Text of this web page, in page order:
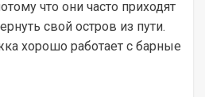
что они часто приходят
свой остров из пути.
хорошо работает с барные